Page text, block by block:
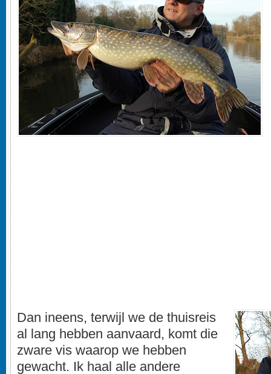
Dan ineens, terwijl we de thuisreis
al lang hebben aanvaard, komt die
zware vis waarop we hebben
gewacht. Ik haal alle andere